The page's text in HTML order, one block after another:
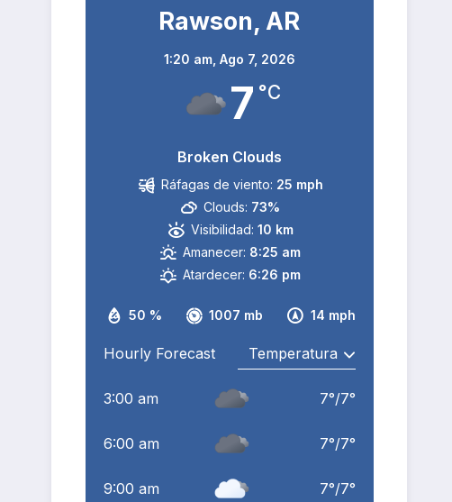
Rawson, AR
1:20 am, Ago 7, 2026
7 °C
Broken Clouds
50 % 1007 mb 14 mph
Ráfagas de viento: 25 mph
Clouds: 73%
Visibilidad: 10 km
Amanecer: 8:25 am
Atardecer: 6:26 pm
Hourly Forecast
3:00 am 7°/7°
6:00 am 7°/7°
9:00 am 7°/7°